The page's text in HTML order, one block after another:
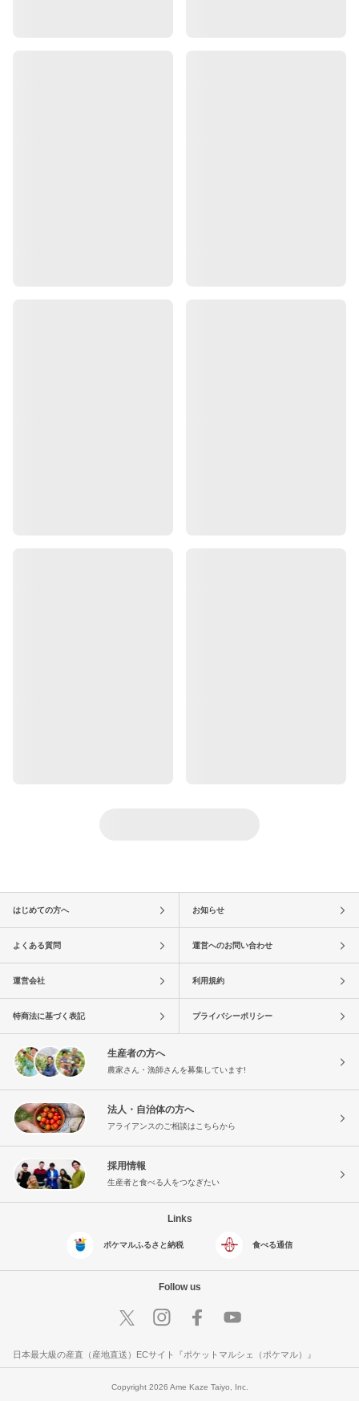
はじめての方へ お知らせ
よくある質問 運営へのお問い合わせ
運営会社 利用規約
特商法に基づく表記 プライバシーポリシー
生産者の方へ
農家さん・漁師さんを募集しています!
法人・自治体の方へ
アライアンスのご相談はこちらから
採用情報
生産者と食べる人をつなぎたい
Links
ポケマルふるさと納税 食べる通信
Follow us
日本最大級の産直（産地直送）ECサイト『ポケットマルシェ（ポケマル）』
Copyright 2026 Ame Kaze Taiyo, Inc.